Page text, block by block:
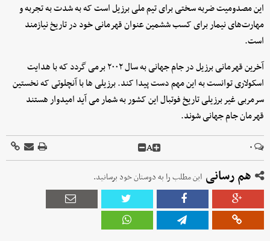
این مصدومیت ضربه سختی برای تیم ملی برزیل است که به شدت به تجربه و
مهارت‌های نیمار برای کسب ششمین عنوان قهرمانی خود در تاریخ نیازمند
است.
آخرین قهرمانی برزیل در جام جهانی به سال ۲۰۰۲ برمی گردد که با هدایت
اسکولاری توانست به این مهم دست پیدا کند. برزیلی ها با آنچلوتی که نخستین
سرمربی غیر برزیلی تاریخ فوتبال این کشور به شمار می آید امیدوار هستند
قهرمان جام جهانی شوند.
۰ A
هم رسانی این مطلب را به دوستان خود برسانید.